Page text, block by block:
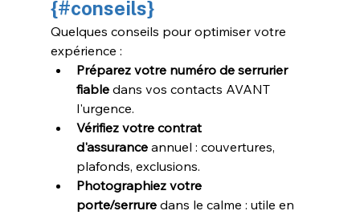
{#conseils}
Quelques conseils pour optimiser votre
expérience :
Préparez votre numéro de serrurier
fiable dans vos contacts AVANT
l'urgence.
Vérifiez votre contrat
d'assurance annuel : couvertures,
plafonds, exclusions.
Photographiez votre
porte/serrure dans le calme : utile en